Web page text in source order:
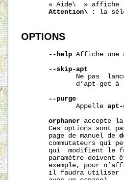
« Aide\  »
Attention\
: la
OPTIONS
--help Affiche une
--skip-apt
Ne pas
d’apt-get à
--purge
              Appelle
apt-
orphaner accepte
Ces options sont
       page de manuel de
commutateurs qui
qui  modifient le
paramètre doivent
exemple, pour
       il faudra utiliser